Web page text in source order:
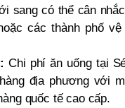
sang có thể cân
các thành phố
Chi phí ăn uống tại
địa phương với
quốc tế cao cấp.